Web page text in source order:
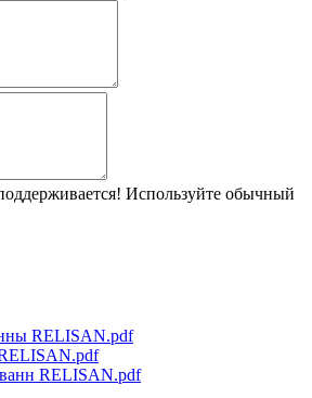
Используйте обычный
RELISAN.pdf
RELISAN.pdf